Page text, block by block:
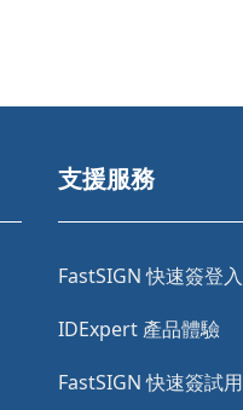
支援服務
FastSIGN 快速簽登入
IDExpert 產品體驗
FastSIGN 快速簽試用